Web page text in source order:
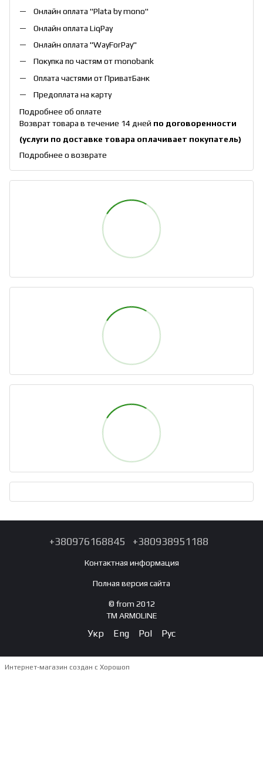
Онлайн оплата "Plata by mono"
Онлайн оплата LiqPay
Онлайн оплата "WayForPay"
Покупка по частям от monobank
Оплата частями от ПриватБанк
Предоплата на карту
Подробнее об оплате
Возврат товара в течение 14 дней по договоренности
(услуги по доставке товара оплачивает покупатель)
Подробнее о возврате
+380976168845 +380938951188
Контактная информация
Полная версия сайта
© from 2012
TM ARMOLINE
Укр Eng Pol Рус
Интернет-магазин создан с Хорошоп